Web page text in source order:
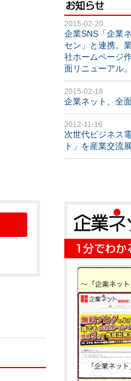
2015-02-20
企業SNS「企業
セン」と連携。
社ホームページ
面リニューアル。
2015-02-18
企業ネット、全
2012-11-16
次世代ビジネス
ト」を産業交流